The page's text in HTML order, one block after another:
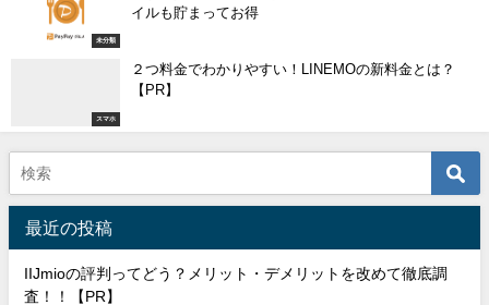
未分類
イルも貯まってお得
スマホ
２つ料金でわかりやすい！LINEMOの新料金とは？
【PR】
最近の投稿
IIJmioの評判ってどう？メリット・デメリットを改めて徹底調
査！！【PR】